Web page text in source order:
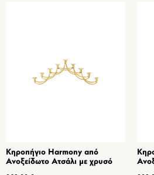
Κηροπήγιο Harmony από
Ανοξείδωτο Ατσάλι με χρυσό